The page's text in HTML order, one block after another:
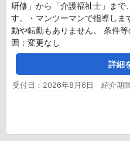
研修」から「介護福祉士」まで
す。・マンツーマンで指導し
動や転勤もありません。 条件
囲：変更なし
詳細
受付日：2026年8月6日 紹介期